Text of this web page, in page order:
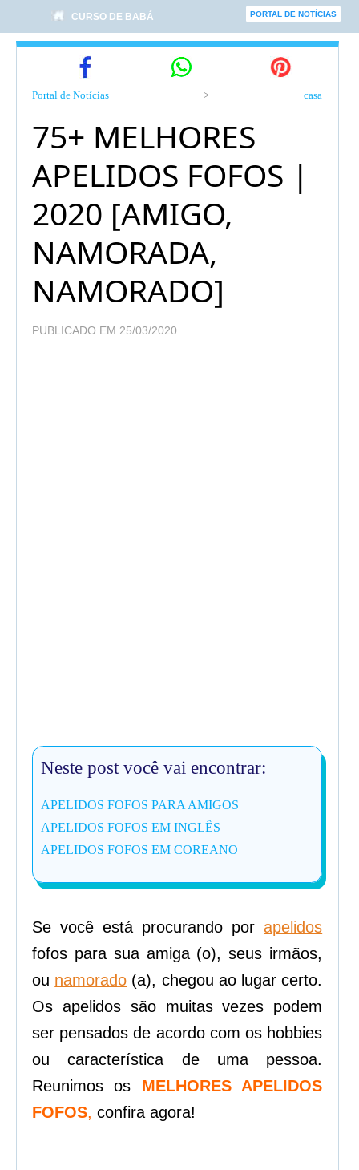
CURSO DE BABÁ PORTAL DE NOTÍCIAS
Portal de Notícias > casa
75+ MELHORES
APELIDOS FOFOS |
2020 [AMIGO,
NAMORADA,
NAMORADO]
PUBLICADO EM 25/03/2020
Neste post você vai encontrar:
APELIDOS FOFOS PARA AMIGOS
APELIDOS FOFOS EM INGLÊS
APELIDOS FOFOS EM COREANO
Se você está procurando porapelidos
fofos para sua amiga (o), seus irmãos,
ou namorado (a), chegou ao lugar certo.
Os apelidos são muitas vezes podem
ser pensados de acordo com os hobbies
ou característica de uma pessoa.
Reunimos os MELHORES APELIDOS
FOFOS, confira agora!